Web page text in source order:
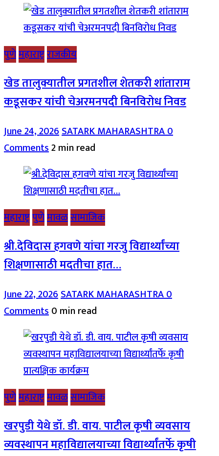
पुणेमहाराष्ट्रराजकीय
खेड तालुक्यातील प्रगतशील शेतकरी शांताराम
कडूसकर यांची चेअरमनपदी बिनविरोध निवड
June 24, 2026SATARK MAHARASHTRA0
Comments2 min read
महाराष्ट्रपुणेमावळसामाजिक
श्री.देविदास हगवणे यांचा गरजु विद्यार्थ्यांच्या
शिक्षणासाठी मदतीचा हात…
June 22, 2026SATARK MAHARASHTRA0
Comments0 min read
पुणेमहाराष्ट्रमावळसामाजिक
खरपुडी येथे डॉ. डी. वाय. पाटील कृषी व्यवसाय
व्यवस्थापन महाविद्यालयाच्या विद्यार्थ्यांतर्फे कृषी